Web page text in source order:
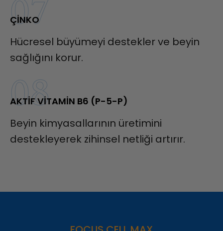
07
ÇINKO
Hücresel büyümeyi destekler ve beyin
sağlığını korur.
08
AKTIF VITAMIN B6 (P-5-P)
Beyin kimyasallarının üretimini
destekleyerek zihinsel netliği artırır.